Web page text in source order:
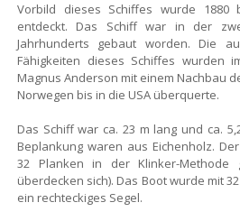
Vorbild dieses Schiffes wurde 1880
entdeckt. Das Schiff war in der
Jahrhunderts gebaut worden. Die
Fähigkeiten dieses Schiffes wurden
Magnus Anderson mit einem Nachbau
Norwegen bis in die USA überquerte.
Das Schiff war ca. 23 m lang und ca.
Beplankung waren aus Eichenholz.
32 Planken in der Klinker-Methode
überdecken sich). Das Boot wurde mit
ein rechteckiges Segel.